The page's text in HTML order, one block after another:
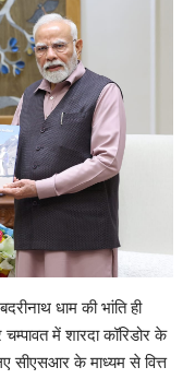
धाम की भांति ही
में शारदा कॉरिडोर के
सीएसआर के माध्यम से वित्त